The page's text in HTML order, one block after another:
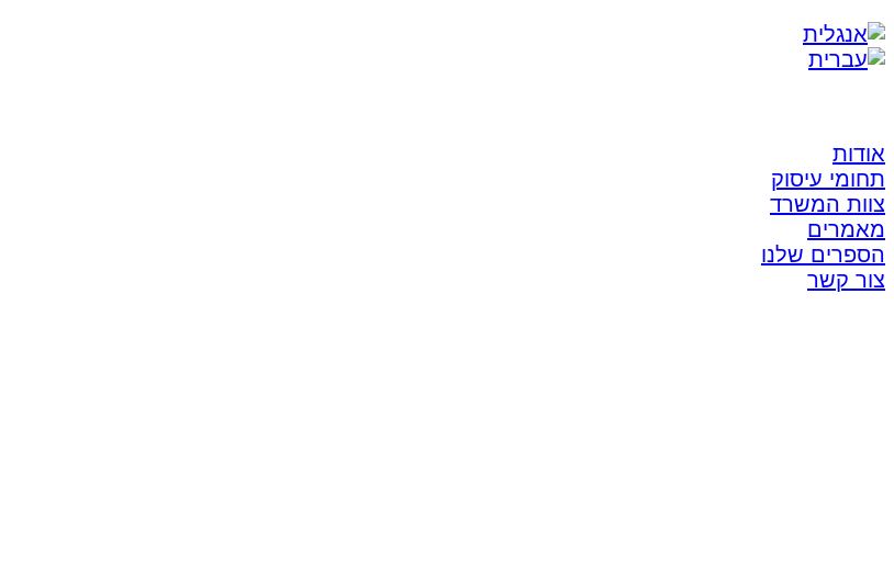
אודות
תחומי עיסוק
צוות המשרד
מאמרים
הספרים שלנו
צור קשר